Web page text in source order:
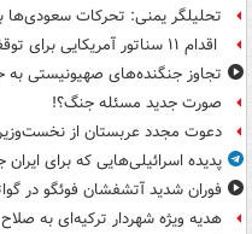
تحلیلگر یمنی: تحرکات
اقدام ۱۱ سناتور آمریکایی برای توقف جنگ علیه ایران
تجاوز جنگنده‌های صهیونیستی به
صورت جدید مسئله جنگ؟!
دعوت مجدد عربستان از
پدیده اسرائیلی‌هایی که برای
فوران شدید آتشفشان فوئگو در
هدیه ویژه شهردار ترکیه‌ای به صلاح